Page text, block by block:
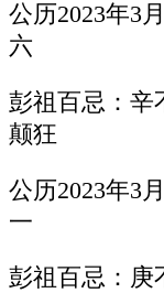
公历2023年3
六
彭祖百忌：辛
颠狂
公历2023年3
一
彭祖百忌：庚